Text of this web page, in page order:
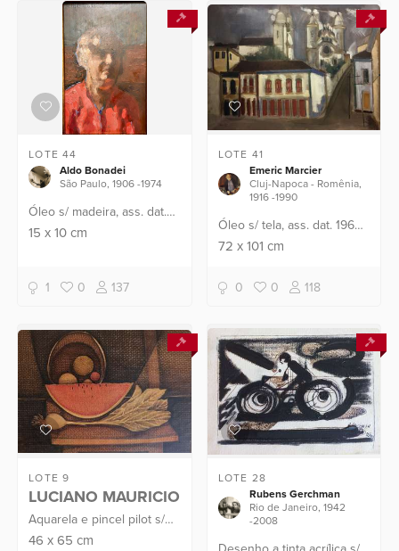
LOTE 44
Aldo Bonadei
São Paulo, 1906 -1974
Óleo s/ madeira, ass. dat.
1928 sup. esq. Participou
Museu de Arte
15x 10cm
1 0 137
LOTE 41
Emeric Marcier
Cluj-Napoca - Romênia,
1916 -1990
Óleo s/ tela, ass. dat. 1960
inf. esq. Com carimbo da
72 x101 cm
0 0 118
LOTE 9
LUCIANO MAURICIO
Aquarela e pincel pilot s/
papel, ass. dat. 1965 inf. dir.
46x 65cm
LOTE 28
Rubens Gerchman
Rio de Janeiro, 1942
-2008